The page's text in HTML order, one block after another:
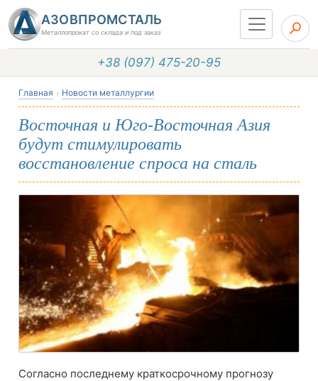
АЗОВПРОМСТАЛЬ
Металлопрокат со склада и под заказ
+38 (097) 475-20-95
Главная Новости металлургии
Восточная и Юго-Восточная Азия
будут стимулировать
восстановление спроса на сталь
Согласно последнему краткосрочному прогнозу